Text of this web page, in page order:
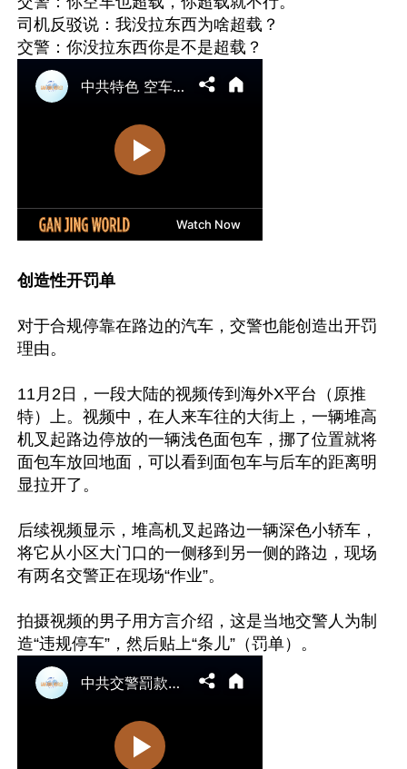
司机反驳说：我没拉东西为啥超载？
创造性开罚单
对于合规停靠在路边的汽车，交警也能创造出开罚
理由。
11月2日，一段大陆的视频传到海外X平台（原推
特）上。视频中，在人来车往的大街上，一辆堆高
机叉起路边停放的一辆浅色面包车，挪了位置就将
面包车放回地面，可以看到面包车与后车的距离明
显拉开了。
后续视频显示，堆高机叉起路边一辆深色小轿车，
将它从小区大门口的一侧移到另一侧的路边，现场
有两名交警正在现场“作业”。
拍摄视频的男子用方言介绍，这是当地交警人为制